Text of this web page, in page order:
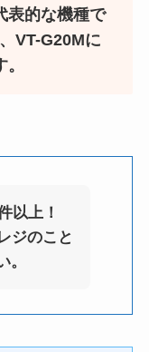
表的な機種で
VT-G20Mに
以上！
ジのこと
。